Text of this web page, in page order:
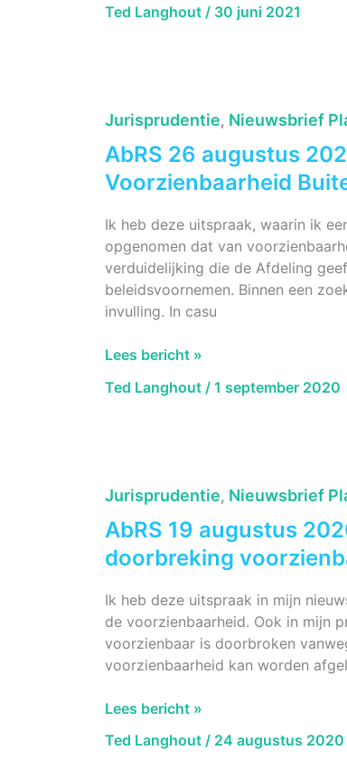
juni
NMR
Soest.
Ted Langhout / 30 juni 2021
Jurisprudentie, Nieuwsbrief
AbRS 26 augustus
Voorzienbaarheid
Ik heb deze uitspraak, waarin ik
opgenomen dat van
verduidelijking die de Afdeling
beleidsvoornemen. Binnen een
invulling. In casu
AbRS
augustus
Parkstad
Limburg
Lees bericht »
Ted Langhout / 1 september 2020
Jurisprudentie, Nieuwsbrief
AbRS 19 augustus
doorbreking
Ik heb deze uitspraak in mijn
de voorzienbaarheid. Ook in mijn
voorzienbaar is doorbroken
voorzienbaarheid kan worden
AbRS
augustus
Lees bericht »
Ted Langhout / 24 augustus 2020